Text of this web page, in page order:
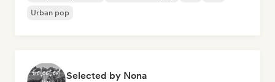
Urban pop
Selected by Nona